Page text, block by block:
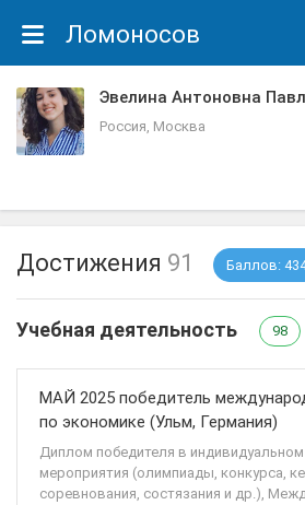
Ломоносов
Эвелина Антоновна
Россия, Москва
Достижения 91 Баллов:
Учебная деятельность 98
МАЙ 2025 победитель
по экономике (Ульм, Германия)
Диплом победителя в индивидуальном
мероприятия (олимпиады, конкурса,
соревнования, состязания и др.),